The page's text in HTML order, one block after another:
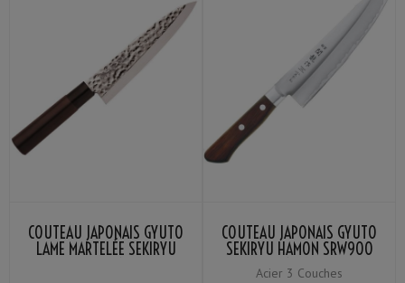
COUTEAU JAPONAIS GYUTO
LAME MARTELÉE SEKIRYU
COUTEAU JAPONAIS GYUTO
SEKIRYU HAMON SRW900
18CM
Acier 3 Couches